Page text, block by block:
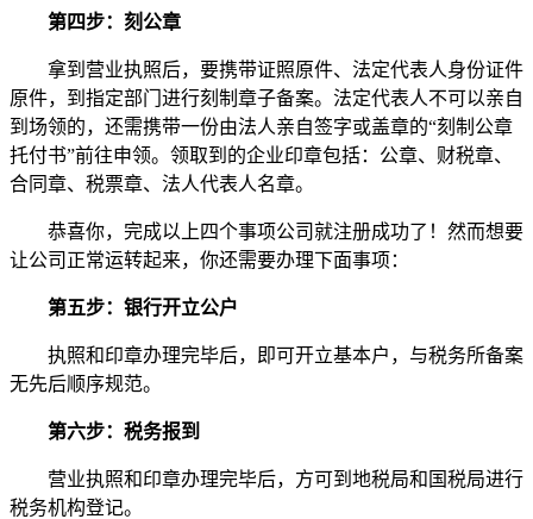
第四步：刻公章
拿到营业执照后，要携带证照原件、法定代表人身份证件
原件，到指定部门进行刻制章子备案。法定代表人不可以亲自
到场领的，还需携带一份由法人亲自签字或盖章的“刻制公章
托付书”前往申领。领取到的企业印章包括：公章、财税章、
合同章、税票章、法人代表人名章。
恭喜你，完成以上四个事项公司就注册成功了！然而想要
让公司正常运转起来，你还需要办理下面事项：
第五步：银行开立公户
执照和印章办理完毕后，即可开立基本户，与税务所备案
无先后顺序规范。
第六步：税务报到
营业执照和印章办理完毕后，方可到地税局和国税局进行
税务机构登记。